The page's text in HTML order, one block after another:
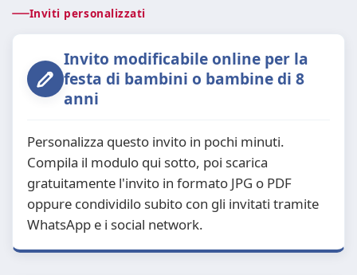
Inviti personalizzati
Invito modificabile online per la
festa di bambini o bambine di 8
anni
Personalizza questo invito in pochi minuti.
Compila il modulo qui sotto, poi scarica
gratuitamente l'invito in formato JPG o PDF
oppure condividilo subito con gli invitati tramite
WhatsApp e i social network.